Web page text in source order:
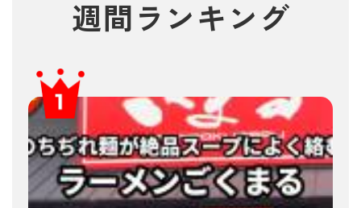
週間ランキング